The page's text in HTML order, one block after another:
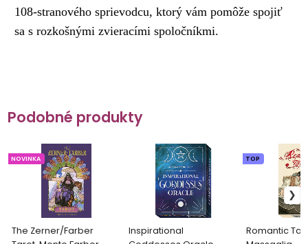
108-stranového sprievodcu, ktorý vám pomôže spojiť
sa s rozkošnými zvieracími spoločníkmi.
Podobné produkty
The Zerner/Farber
NOVINKA
Inspirational
Romantic
TOP